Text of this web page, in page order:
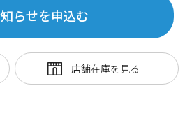
らせを申込む